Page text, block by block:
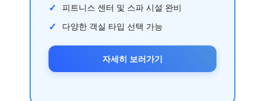
피트니스 센터 및 스파 시설 완비
다양한 객실 타입 선택 가능
자세히 보러가기